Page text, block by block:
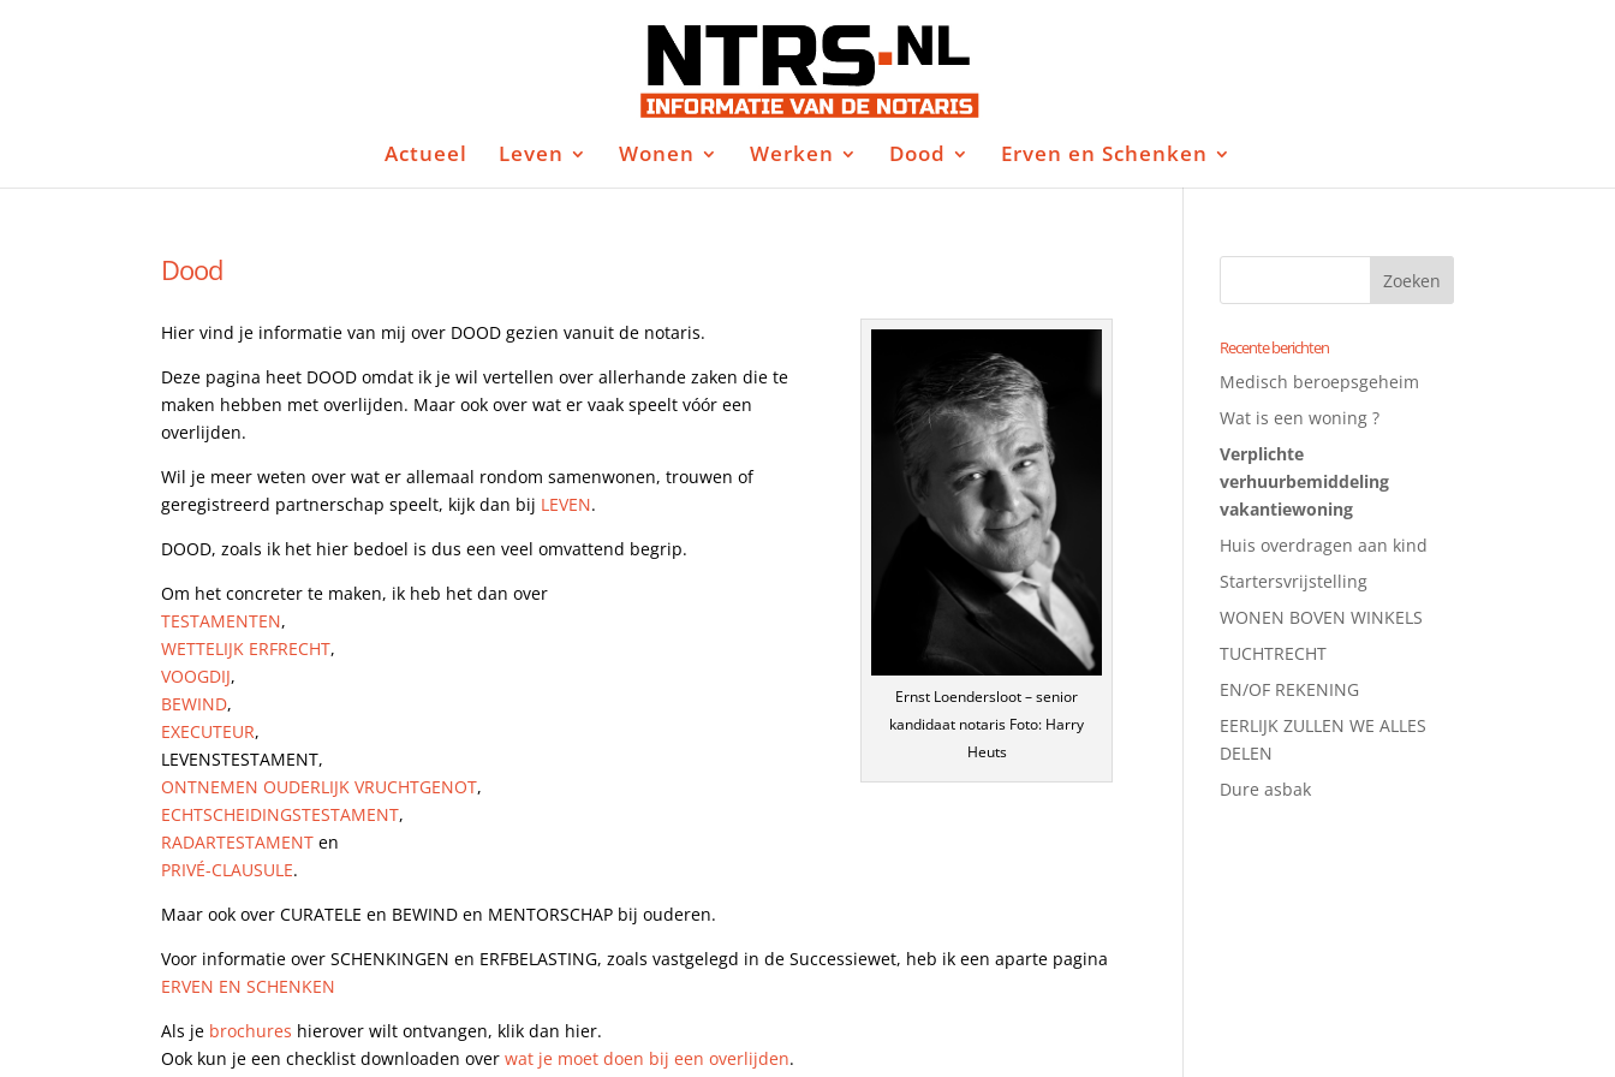
Actueel Leven Wonen Werken Dood Erven en Schenken
Dood
Ernst Loendersloot – senior
kandidaat notaris Foto: Harry
Heuts
Hier vind je informatie van mij over DOOD gezien vanuit de notaris.
Deze pagina heet DOOD omdat ik je wil vertellen over allerhande zaken die te
maken hebben met overlijden. Maar ook over wat er vaak speelt vóór een
overlijden.
Wil je meer weten over wat er allemaal rondom samenwonen, trouwen of
geregistreerd partnerschap speelt, kijk dan bij LEVEN.
DOOD, zoals ik het hier bedoel is dus een veel omvattend begrip.
Om het concreter te maken, ik heb het dan over
TESTAMENTEN,
WETTELIJK ERFRECHT,
VOOGDIJ,
BEWIND,
EXECUTEUR,
LEVENSTESTAMENT,
ONTNEMEN OUDERLIJK VRUCHTGENOT,
ECHTSCHEIDINGSTESTAMENT,
RADARTESTAMENT en
PRIVÉ-CLAUSULE.
Maar ook over CURATELE en BEWIND en MENTORSCHAP bij ouderen.
Voor informatie over SCHENKINGEN en ERFBELASTING, zoals vastgelegd in de Successiewet, heb ik een aparte pagina
ERVEN EN SCHENKEN
Als je brochures hierover wilt ontvangen, klik dan hier.
Ook kun je een checklist downloaden overwat je moet doen bij een overlijden.
Recente berichten
Medisch beroepsgeheim
Wat is een woning ?
Verplichte
verhuurbemiddeling
vakantiewoning
Huis overdragen aan kind
Startersvrijstelling
WONEN BOVEN WINKELS
TUCHTRECHT
EN/OF REKENING
EERLIJK ZULLEN WE ALLES
DELEN
Dure asbak